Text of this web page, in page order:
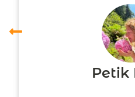
Petik